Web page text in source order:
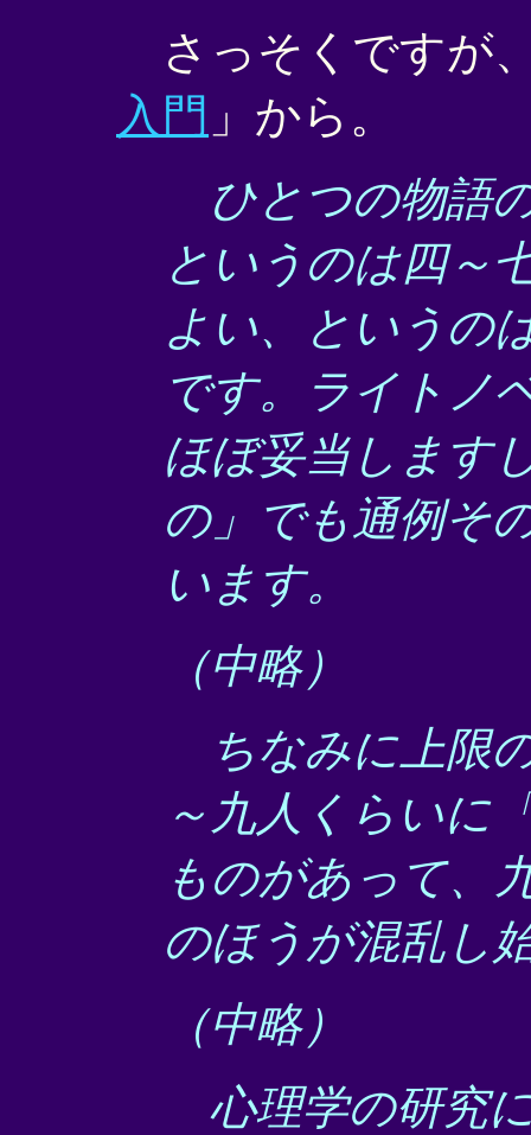
さっそくですが
入門 」から。
ひとつの物語
というのは四～
よい、というの
です。ライトノ
ほぼ妥当します
の」でも通例そ
います。
（中略）
ちなみに上限
～九人くらいに
ものがあって、
のほうが混乱し
（中略）
心理学の研究